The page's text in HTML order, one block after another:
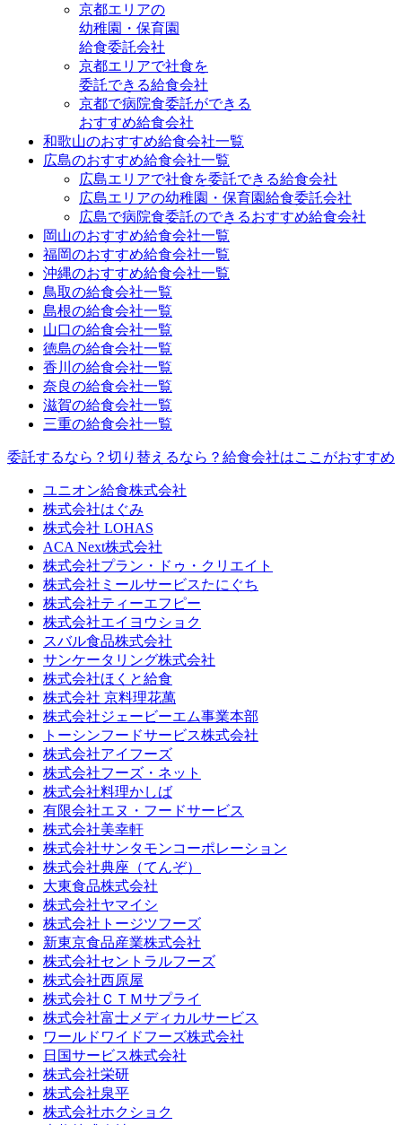
京都エリアの
幼稚園・保育園
給食委託会社
京都エリアで社食を
委託できる給食会社
京都で病院食委託ができる
おすすめ給食会社
和歌山のおすすめ給食会社一覧
広島のおすすめ給食会社一覧
広島エリアで社食を委託できる給食会社
広島エリアの幼稚園・保育園給食委託会社
広島で病院食委託のできるおすすめ給食会社
岡山のおすすめ給食会社一覧
福岡のおすすめ給食会社一覧
沖縄のおすすめ給食会社一覧
鳥取の給食会社一覧
島根の給食会社一覧
山口の給食会社一覧
徳島の給食会社一覧
香川の給食会社一覧
奈良の給食会社一覧
滋賀の給食会社一覧
三重の給食会社一覧
委託するなら？切り替えるなら？給食会社はここがおすすめ
ユニオン給食株式会社
株式会社はぐみ
株式会社 LOHAS
ACA Next株式会社
株式会社プラン・ドゥ・クリエイト
株式会社ミールサービスたにぐち
株式会社ティーエフピー
株式会社エイヨウショク
スバル食品株式会社
サンケータリング株式会社
株式会社ほくと給食
株式会社 京料理花萬
株式会社ジェービーエム事業本部
トーシンフードサービス株式会社
株式会社アイフーズ
株式会社フーズ・ネット
株式会社料理かしば
有限会社エヌ・フードサービス
株式会社美幸軒
株式会社サンタモンコーポレーション
株式会社典座（てんぞ）
大東食品株式会社
株式会社ヤマイシ
株式会社トージツフーズ
新東京食品産業株式会社
株式会社セントラルフーズ
株式会社西原屋
株式会社ＣＴＭサプライ
株式会社富士メディカルサービス
ワールドワイドフーズ株式会社
日国サービス株式会社
株式会社栄研
株式会社泉平
株式会社ホクショク